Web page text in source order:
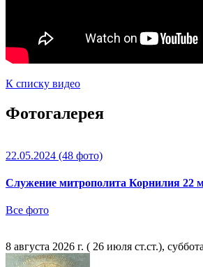
К списку видео
Фотогалерея
22.05.2024 (48 фото)
Служение митрополита Корнилия 22
Все фото
8 августа 2026 г. ( 26 июля ст.ст.),